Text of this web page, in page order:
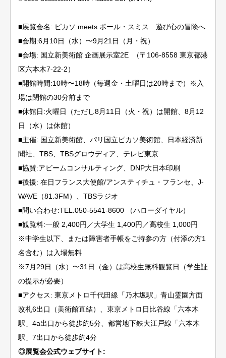
■展覧会名: ピカソ meets ポール・スミス 遊び心の冒険へ
■会期:6月10日（水）〜9月21日（月・祝）
■会場: 国立新美術館 企画展示室2E （〒106-8558 東京都港
区六本木7-22-2）
■開館時間:10時〜18時（毎週金・土曜日は20時まで）※入
場は閉館の30分前まで
■休館日:火曜日（ただし8月11日（火・祝）は開館、8月12
日（水）は休館）
■主催: 国立新美術館、パリ国立ピカソ美術館、日本経済新
聞社、TBS、TBSグロウディア、テレビ東京
■協賛:アビームコンサルティング、DNP大日本印刷
■後援: 在日フランス大使館/アンスティチュ・フランセ、J-
WAVE（81.3FM）、TBSラジオ
■問い合わせ:TEL.050-5541-8600 （ハローダイヤル）
■観覧料:一般 2,400円／大学生 1,400円／高校生 1,000円
※中学生以下、または障害者手帳をご持参の方（付添の方1
名含む）は入場無料
※7月29日（水）〜31日（金）は高校生無料観覧日（学生証
の提示が必要）
■アクセス: 東京メトロ千代田線「乃木坂駅」青山霊園方面
改札6出口（美術館直結）、東京メトロ日比谷線「六本木
駅」4a出口から徒歩約5分、都営地下鉄大江戸線「六本木
駅」7出口から徒歩約4分
◎展覧会公式ウェブサイト: